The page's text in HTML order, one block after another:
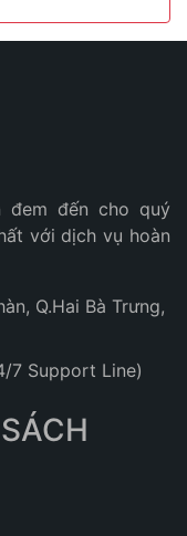
đem đến cho quý
với dịch vụ hoàn
Q.Hai Bà Trưng,
7 Support Line)